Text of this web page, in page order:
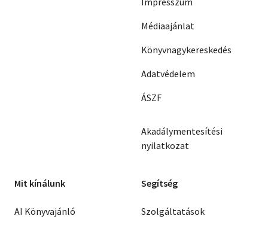
Médiaajánlat
Könyvnagykereskedés
Adatvédelem
ÁSZF
Akadálymentesítési
nyilatkozat
Mit kínálunk
AI Könyvajánló
Segítség
Szolgáltatások